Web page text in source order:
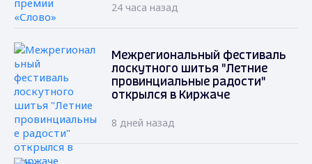
24 часа назад
Межрегиональный фестиваль
лоскутного шитья "Летние
провинциальные радости"
открылся в Киржаче
8 дней назад